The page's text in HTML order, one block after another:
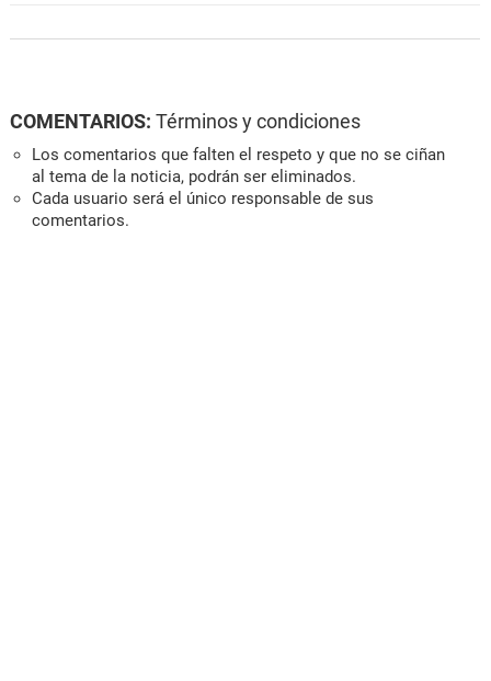
COMENTARIOS: Términos y condiciones
Los comentarios que falten el respeto y que no se ciñan
al tema de la noticia, podrán ser eliminados.
Cada usuario será el único responsable de sus
comentarios.